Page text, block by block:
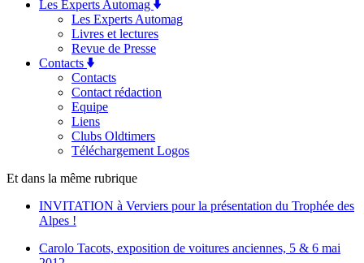
Les Experts Automag
Les Experts Automag
Livres et lectures
Revue de Presse
Contacts
Contacts
Contact rédaction
Equipe
Liens
Clubs Oldtimers
Téléchargement Logos
Et dans la même rubrique
INVITATION à Verviers pour la présentation du Trophée des
Alpes !
Carolo Tacots, exposition de voitures anciennes, 5 & 6 mai